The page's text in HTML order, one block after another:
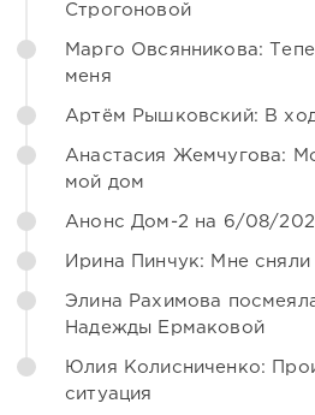
Строгоновой
Марго Овсянникова:
меня
Артём Рышковский: В
Анастасия Жемчугова:
мой дом
Анонс Дом-2 на 6/08/
Ирина Пинчук: Мне сняли
Элина Рахимова
Надежды Ермаковой
Юлия Колисниченко:
ситуация